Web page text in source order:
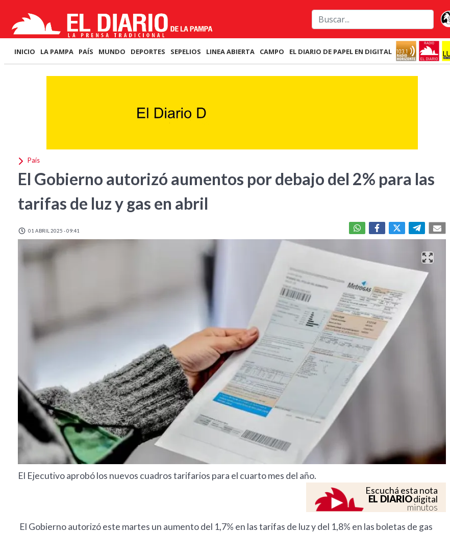
INICIO LA PAMPA PAÍS MUNDO DEPORTES SEPELIOS LINEA ABIERTA CAMPO EL DIARIO DE PAPEL EN DIGITAL
País
El Gobierno autorizó aumentos por debajo del 2% para las
tarifas de luz y gas en abril
01 ABRIL 2025 - 09:41
El Ejecutivo aprobó los nuevos cuadros tarifarios para el cuarto mes del año.
Escuchá esta nota
EL DIARIOdigital
minutos
El Gobierno autorizó este martes un aumento del 1,7% en las tarifas de luz y del 1,8% en las boletas de gas